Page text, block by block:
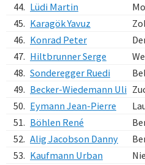
44. Lüdi Martin
45. Karagök Yavuz
46. Konrad Peter
47. Hiltbrunner Serge
48. Sonderegger Ruedi
49. Becker-Wiedemann Uli
50. Eymann Jean-Pierre
51. Böhlen René
52. Alig Jacobson Danny
53. Kaufmann Urban